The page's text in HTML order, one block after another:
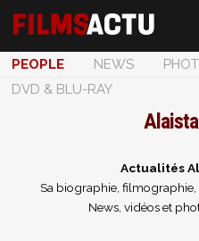
PEOPLE NEWS
DVD & BLU-RAY
Actualités
Sa biographie, filmographie,
News, vidéos et